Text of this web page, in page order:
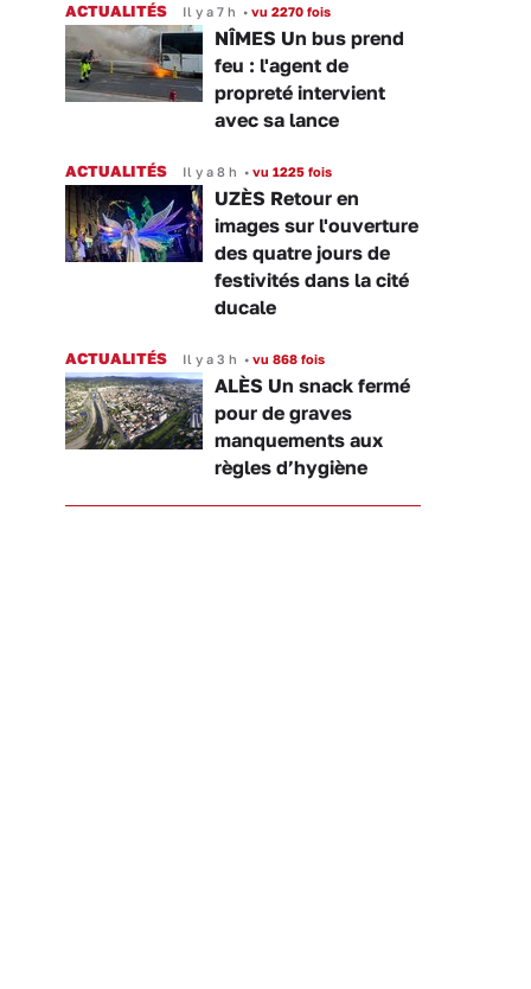
ACTUALITÉS Il y a 7 h • vu 2270 fois
NÎMES Un bus prend
feu : l'agent de
propreté intervient
avec sa lance
ACTUALITÉS Il y a 8 h • vu 1225 fois
UZÈS Retour en
images sur l'ouverture
des quatre jours de
festivités dans la cité
ducale
ACTUALITÉS Il y a 3 h • vu 868 fois
ALÈS Un snack fermé
pour de graves
manquements aux
règles d’hygiène